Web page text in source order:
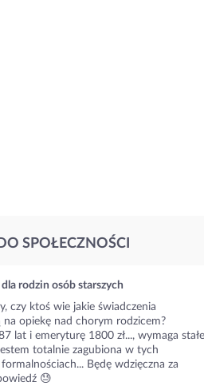
SPOŁECZNOŚCI
rodzin osób starszych
czy ktoś wie jakie świadczenia
na opiekę nad chorym rodzicem?
lat i emeryturę 1800 zł..., wymaga
totalnie zagubiona w tych
Będę wdzięczna za
😓